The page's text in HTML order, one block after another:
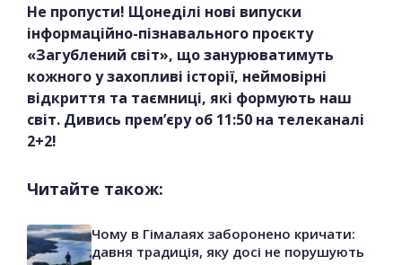
Не пропусти! Щонеділі нові випуски
інформаційно-пізнавального проєкту
«Загублений світ», що занурюватимуть
кожного у захопливі історії, неймовірні
відкриття та таємниці, які формують наш
світ. Дивись прем’єру об 11:50 на телеканалі
2+2!
Читайте також:
Чому в Гімалаях заборонено кричати:
давня традиція, яку досі не порушують